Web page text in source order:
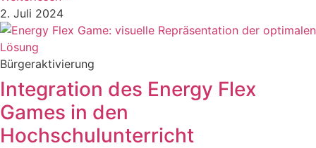
2. Juli 2024
Bürgeraktivierung
Integration des Energy Flex
Games in den
Hochschulunterricht